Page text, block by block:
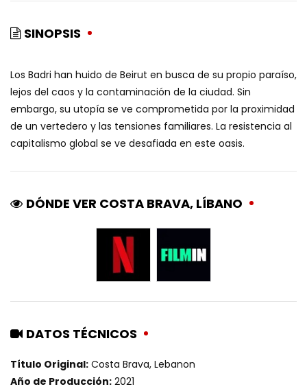
SINOPSIS
Los Badri han huido de Beirut en busca de su propio paraíso,
lejos del caos y la contaminación de la ciudad. Sin
embargo, su utopía se ve comprometida por la proximidad
de un vertedero y las tensiones familiares. La resistencia al
capitalismo global se ve desafiada en este oasis.
DÓNDE VER COSTA BRAVA, LÍBANO
DATOS TÉCNICOS
Título Original: Costa Brava, Lebanon
Año de Producción: 2021